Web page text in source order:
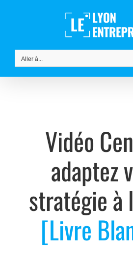
Aller à...
Vidéo
adaptez
stratégie à
[Livre